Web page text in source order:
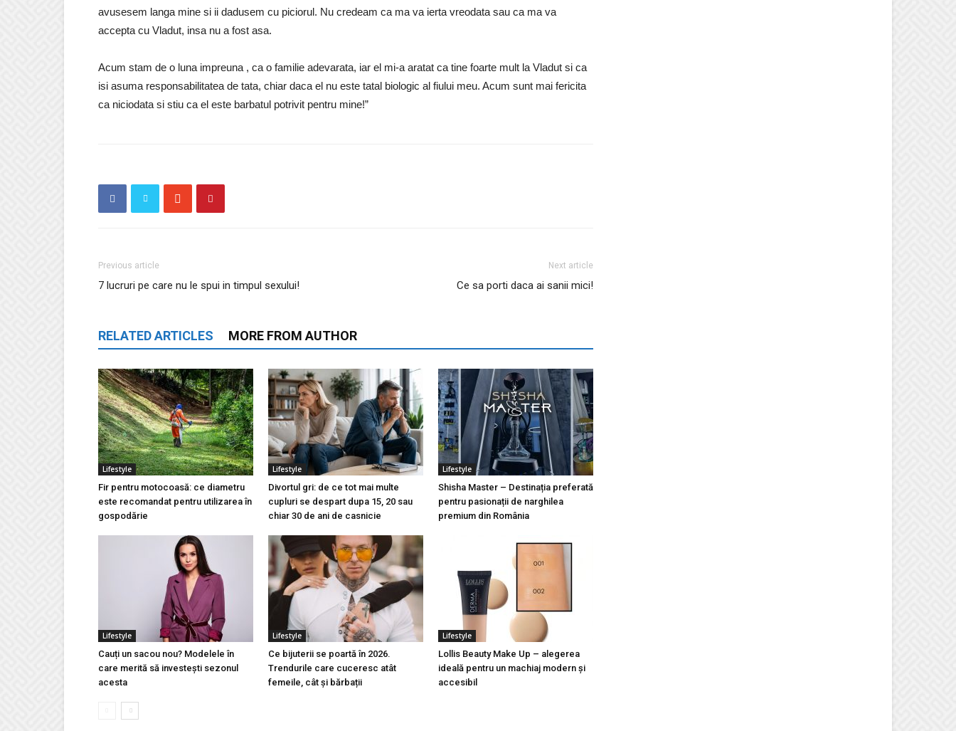
avusesem langa mine si ii dadusem cu piciorul. Nu credeam ca ma va ierta vreodata sau ca ma va
accepta cu Vladut, insa nu a fost asa.
Acum stam de o luna impreuna , ca o familie adevarata, iar el mi-a aratat ca tine foarte mult la Vladut si ca
isi asuma responsabilitatea de tata, chiar daca el nu este tatal biologic al fiului meu. Acum sunt mai fericita
ca niciodata si stiu ca el este barbatul potrivit pentru mine!”
Previous article
7 lucruri pe care nu le spui in timpul sexului!
Next article
Ce sa porti daca ai sanii mici!
RELATED ARTICLES MORE FROM AUTHOR
Lifestyle
Fir pentru motocoasă: ce diametru
este recomandat pentru utilizarea în
gospodărie
Lifestyle
Divortul gri: de ce tot mai multe
cupluri se despart dupa 15, 20 sau
chiar 30 de ani de casnicie
Lifestyle
Shisha Master – Destinația preferată
pentru pasionații de narghilea
premium din România
Lifestyle
Cauți un sacou nou? Modelele în
care merită să investești sezonul
acesta
Lifestyle
Ce bijuterii se poartă în 2026.
Trendurile care cuceresc atât
femeile, cât și bărbații
Lifestyle
Lollis Beauty Make Up – alegerea
ideală pentru un machiaj modern și
accesibil